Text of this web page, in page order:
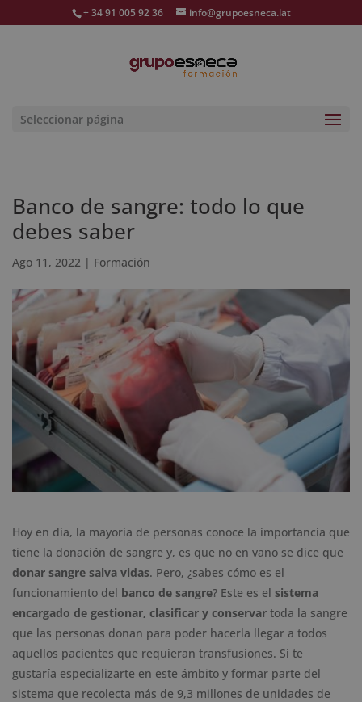
+ 34 91 005 92 36 info@grupoesneca.lat
Seleccionar página
Banco de sangre: todo lo que
debes saber
Ago 11, 2022 | Formación
Hoy en día, la mayoría de personas conoce la importancia que
tiene la donación de sangre y, es que no en vano se dice que
donar sangre salva vidas. Pero, ¿sabes cómo es el
funcionamiento del banco de sangre? Este es el sistema
encargado de gestionar, clasificar y conservar toda la sangre
que las personas donan para poder hacerla llegar a todos
aquellos pacientes que requieran transfusiones. Si te
gustaría especializarte en este ámbito y formar parte del
sistema que recolecta más de 9,3 millones de unidades de